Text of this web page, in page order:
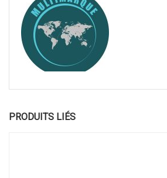
PRODUITS LIÉS